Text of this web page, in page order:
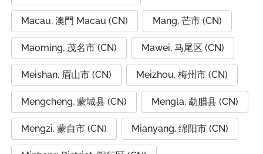
Macau, 澳門 Macau (CN) Mang, 芒市 (CN)
Maoming, 茂名市 (CN) Mawei, 马尾区 (CN)
Meishan, 眉山市 (CN) Meizhou, 梅州市 (CN)
Mengcheng, 蒙城县 (CN) Mengla, 勐腊县 (CN)
Mengzi, 蒙自市 (CN) Mianyang, 绵阳市 (CN)